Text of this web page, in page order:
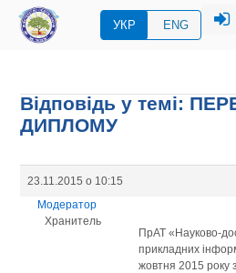
УКР ENG
Відповідь у темі:
ДИПЛОМУ
23.11.2015 о 10:15
Модератор
Хранитель
ПрАТ «Науково-
прикладних
жовтня 2015 року